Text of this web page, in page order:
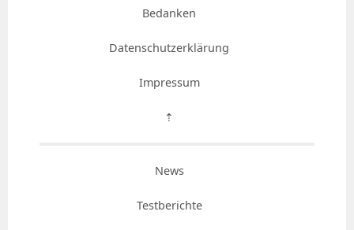
Bedanken
Datenschutzerklärung
Impressum
⇡
News
Testberichte